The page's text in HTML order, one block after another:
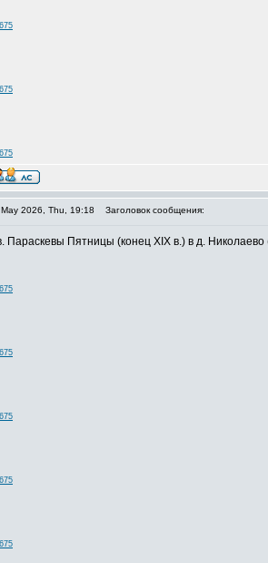
2026, Thu, 19:18 Заголовок сообщения:
Параскевы Пятницы (конец XIX в.) в д.